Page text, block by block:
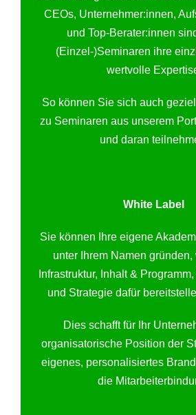
CEOs, Unternehmer:innen,
und Top-Berater:innen
(Einzel-)Seminaren ihre
wertvolle
So können Sie sich auch
zu Seminaren aus unserem
und daran
White Label
Sie können Ihre eigene
unter Ihrem Namen
Infrastruktur, Inhalt &
und Strategie dafür
Dies schafft für Ihr
organisatorische Position der
eigenes, personalisiertes
die